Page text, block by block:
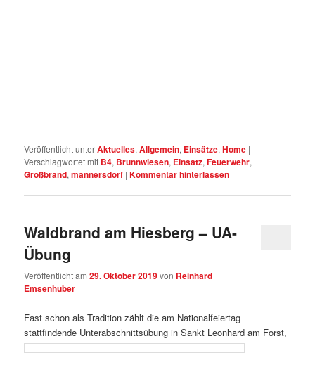
Veröffentlicht unterAktuelles,Allgemein, Einsätze,Home |
Verschlagwortet mit B4, Brunnwiesen, Einsatz,Feuerwehr,
Großbrand,mannersdorf |Kommentar hinterlassen
Waldbrand am Hiesberg – UA-
Übung
Veröffentlicht am29. Oktober 2019von Reinhard
Emsenhuber
Fast schon als Tradition zählt die am Nationalfeiertag
stattfindende Unterabschnittsübung in Sankt Leonhard am Forst,